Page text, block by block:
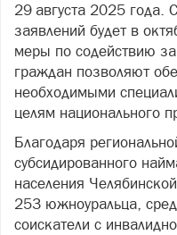
29 августа 2025 года.
заявлений будет в
меры по содействию
граждан позволяют
необходимыми
целям национального
Благодаря
субсидированного
населения
253 южноуральца,
соискатели с